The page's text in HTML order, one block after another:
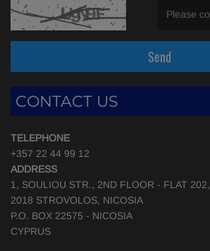
Send
CONTACT US
TELEPHONE
+357 22 44 99 12
ADDRESS
1, SOULIOU STR., 2ND FLOOR - FLAT 202,
2018 STROVOLOS, NICOSIA
P.O. BOX 22575 - NICOSIA
CYPRUS